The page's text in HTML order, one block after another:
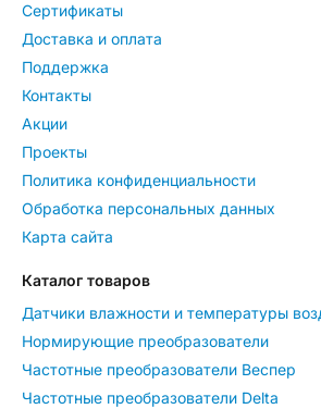
Сертификаты
Доставка и оплата
Поддержка
Контакты
Акции
Проекты
Политика конфиденциальности
Обработка персональных данных
Карта сайта
Каталог товаров
Датчики влажности и температуры
Нормирующие преобразователи
Частотные преобразователи Веспер
Частотные преобразователи Delta